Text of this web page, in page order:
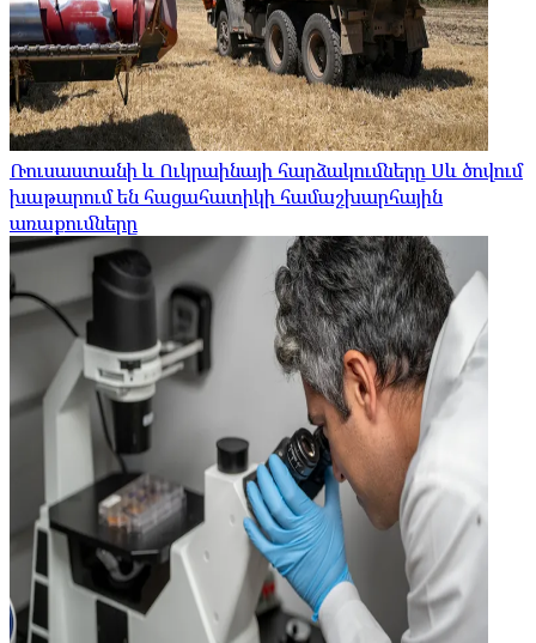
Ռուսաստանի և Ուկրաինայի հարձակումները Սև ծովում
խաթարում են հացահատիկի համաշխարհային
առաքումները